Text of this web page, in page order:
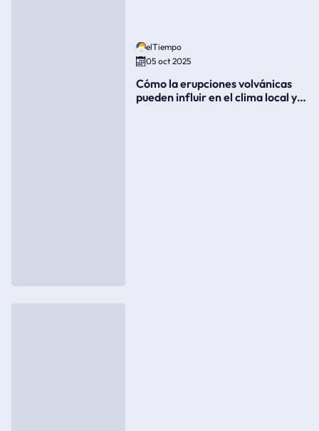
elTiempo
05 oct 2025
Cómo la erupciones volvánicas
pueden influir en el clima local y